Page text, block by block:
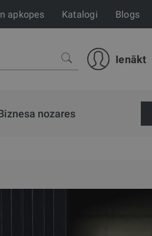
apkopes Katalogi Blogs
Ienākt
nozares